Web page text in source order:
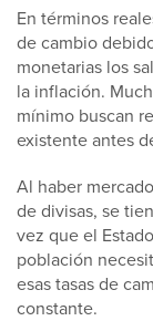
En términos
de cambio
monetarias los
la inflación.
mínimo buscan
existente antes
Al haber
de divisas, se
vez que el
población
esas tasas de
constante.